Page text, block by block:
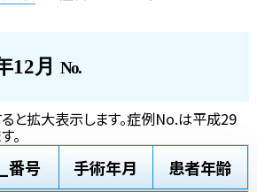
12月 No.
と拡大表示します。症例No.は平成29
。
番号 手術年月 患者年齢